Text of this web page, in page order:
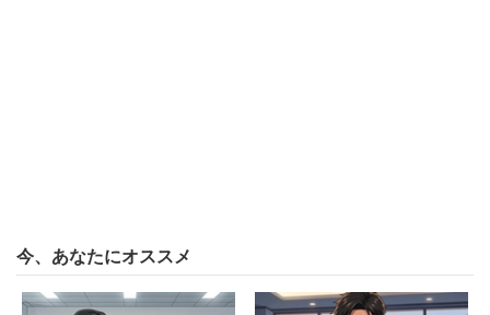
今、あなたにオススメ